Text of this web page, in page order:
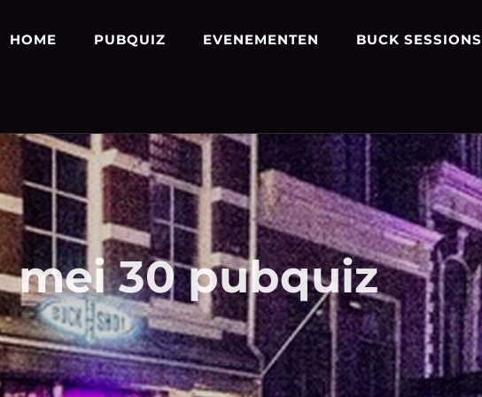
HOME PUBQUIZ EVENEMENTEN BUCK SESSIONS
mei 30 pubquiz